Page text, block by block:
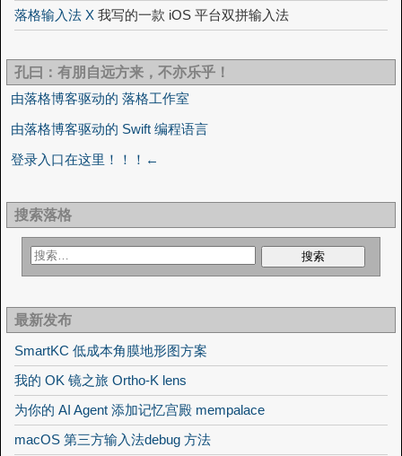
落格输入法 X 我写的一款 iOS 平台双拼输入法
孔曰：有朋自远方来，不亦乐乎！
由落格博客驱动的 落格工作室
由落格博客驱动的 Swift 编程语言
登录入口在这里！！！←
搜索落格
最新发布
SmartKC 低成本角膜地形图方案
我的 OK 镜之旅 Ortho-K lens
为你的 AI Agent 添加记忆宫殿 mempalace
macOS 第三方输入法debug 方法